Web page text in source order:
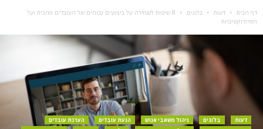
דף הבית דעות בלוגים
8 שיטות לשמירה על ביצועים גבוהים של העובדים מהבית ועל
הפרודוקטיביות
דעות בלוגים ניהול משאבי אנוש הנעת עובדים
הערכת עובדים